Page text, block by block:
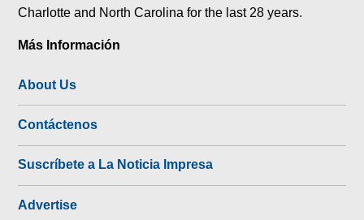
Charlotte and North Carolina for the last 28 years.
Más Información
About Us
Contáctenos
Suscríbete a La Noticia Impresa
Advertise